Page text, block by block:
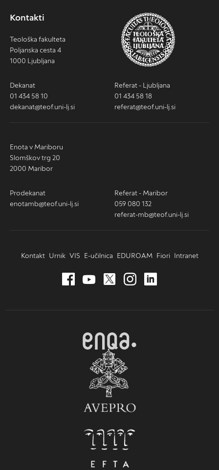
Kontakti
Teološka fakulteta
Poljanska cesta 4
1000 Ljubljana
Dekanat
01 434 58 10
dekanat@teof.uni-lj.si
Referat - Ljubljana
01 434 58 18
referat@teof.uni-lj.si
Enota v Mariboru
Slomškov trg 20
2000 Maribor
Prodekanat
enotamb@teof.uni-lj.si
Referat - Maribor
059 080 132
referat-mb@teof.uni-lj.si
Kontakt Urnik VIS E-učilnica EDUROAM Fiori Intranet